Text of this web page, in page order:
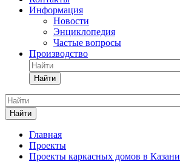
Информация
Новости
Энциклопедия
Частые вопросы
Производство
Найти
Найти
Главная
Проекты
Проекты каркасных домов в Казани